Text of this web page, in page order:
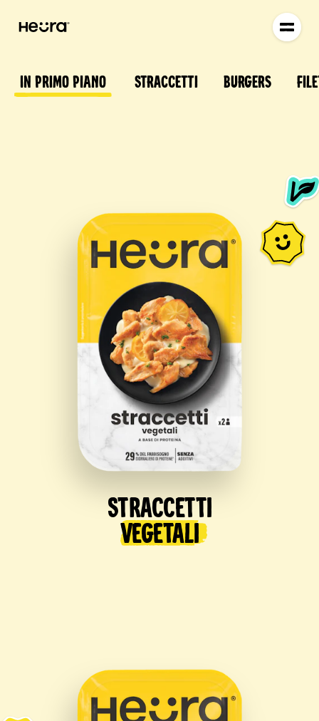
In primo piano Straccetti Burgers
Straccetti
Vegetali